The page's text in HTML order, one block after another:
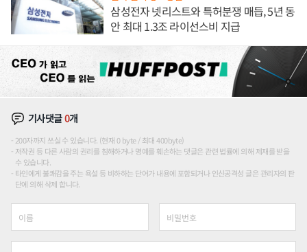
삼성전자 넷리스트와 특허분쟁 매듭, 5년 동
안 최대 1.3조 라이선스비 지급
기사댓글0개
200자까지 쓰실 수 있습니다. (현재 0 byte / 최대 400byte)
저작권 등 다른 사람의 권리를 침해하거나 명예를 훼손하는 댓글은 관련 법률에 의해 제재를 받을
수 있습니다.
타인에게 불쾌감을 주는 욕설 등 비하하는 단어가 내용에 포함되거나 인신공격성 글은 관리자의 판
단에 의해 삭제 합니다.